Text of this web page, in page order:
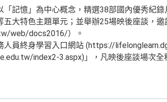
「記憶」為中心概念，精選38部國內優秀紀
五大特色主題單元；並舉辦25場映後座談，
web/docs2016/）。
人員終身學習入口網站 (https://
index2-3.aspx)」，凡映後座談場次